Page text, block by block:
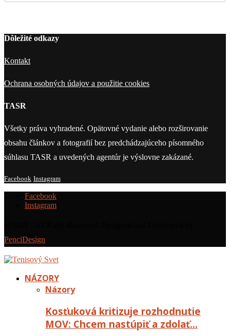
Dôležité odkazy
Kontakt
Ochrana osobných údajov a použitie cookies
TASR
Všetky práva vyhradené. Opätovné vydanie alebo rozširovanie
obsahu článkov a fotografií bez predchádzajúceho písomného
súhlasu TASR a uvedených agentúr je výslovne zakázané.
Facebook Instagram
Facebook
Instagram
PenciDesign
NÁZORY
Názory
Kosťuková kritizuje rozhodnutie
MOV: Chcem nastúpiť a zdolať…